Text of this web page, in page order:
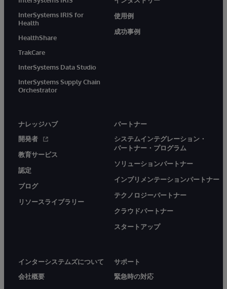
InterSystems IRIS for
Health
HealthShare
TrakCare
InterSystems Data Studio
InterSystems Supply Chain
Orchestrator
使用例
成功事例
ナレッジハブ
開発者
教育サービス
認定
ブログ
リソースライブラリー
パートナー
システムインテグレーション・
パートナー・プログラム
ソリューションパートナー
インプリメンテーションパートナー
テクノロジーパートナー
クラウドパートナー
スタートアップ
インターシステムズについて
会社概要
サポート
緊急時の対応